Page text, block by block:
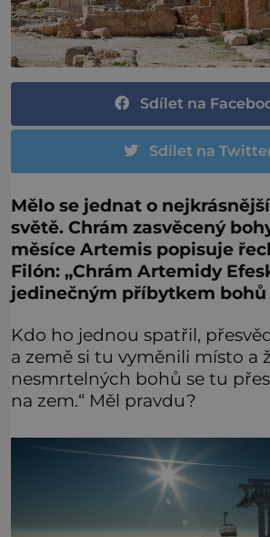
Sdílet na
Sdílet na
Mělo se jednat o
světě. Chrám zasvěcený
měsíce Artemis popisuje
Filón: „Chrám Artemidy
jedinečným příbytkem bohů
Kdo ho jednou spatřil,
a země si tu vyměnili místo a
nesmrtelných bohů se tu
na zem.“ Měl pravdu?